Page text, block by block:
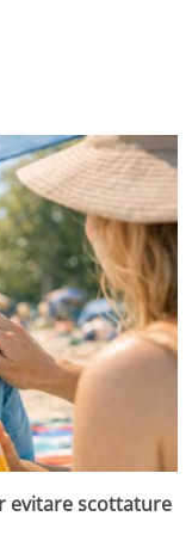
evitare scottature